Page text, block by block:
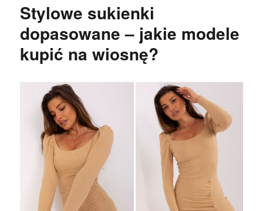
Stylowe sukienki
dopasowane – jakie modele
kupić na wiosnę?